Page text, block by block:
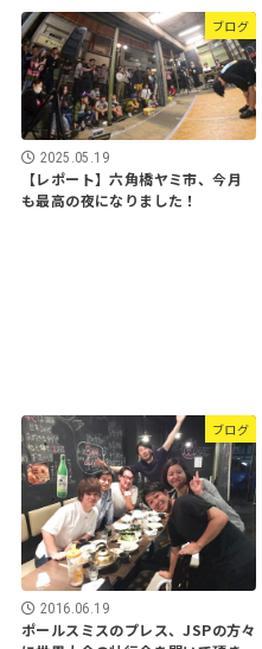
ブログ
2025.05.19
【レポート】六角橋ヤミ市、今月
も最高の夜になりました！
ブログ
2016.06.19
ポールスミスのプレス、JSPの方々